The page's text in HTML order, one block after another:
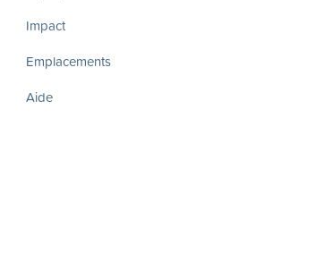
Impact
Emplacements
Aide